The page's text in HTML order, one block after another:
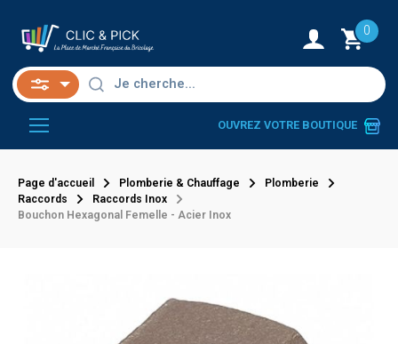
0
OUVREZ VOTRE BOUTIQUE
Page d'accueil Plomberie & Chauffage
Plomberie
Raccords
Raccords Inox
Bouchon Hexagonal Femelle - Acier Inox